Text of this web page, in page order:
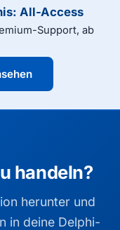
All-Access
Support, ab
handeln?
herunter und
in deine Delphi-